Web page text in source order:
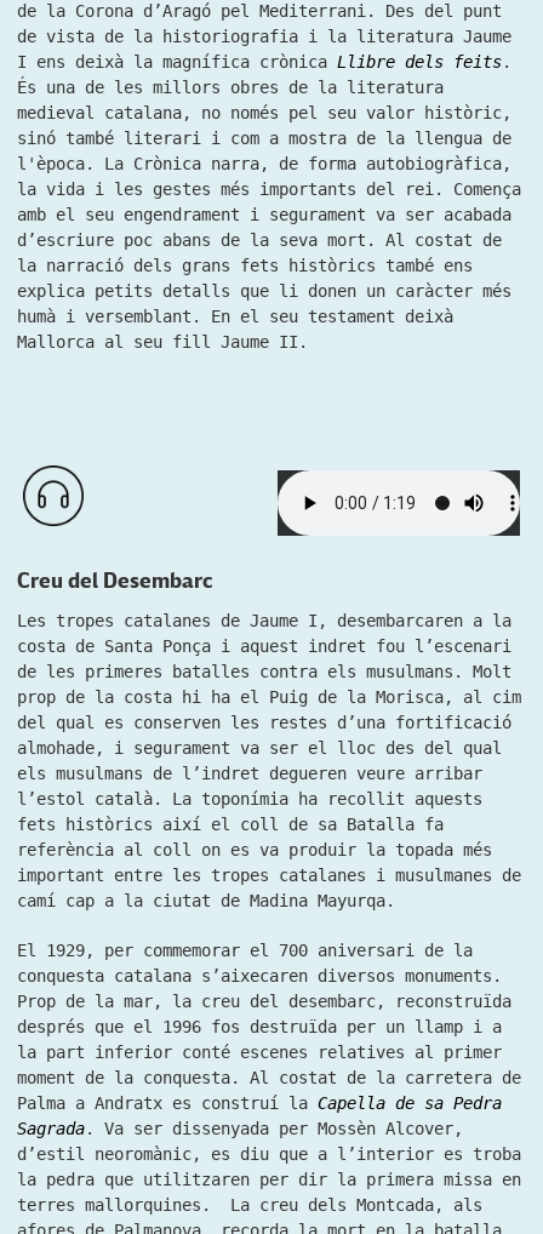
de la Corona d’Aragó pel Mediterrani. Des del punt
de vista de la historiografia i la literatura Jaume
I ens deixà la magnífica crònica Llibre dels feits.
És una de les millors obres de la literatura
medieval catalana, no només pel seu valor històric,
sinó també literari i com a mostra de la llengua de
l'època. La Crònica narra, de forma autobiogràfica,
la vida i les gestes més importants del rei. Comença
amb el seu engendrament i segurament va ser acabada
d’escriure poc abans de la seva mort. Al costat de
la narració dels grans fets històrics també ens
explica petits detalls que li donen un caràcter més
humà i versemblant. En el seu testament deixà
Mallorca al seu fill Jaume II.
Creu del Desembarc
Les tropes catalanes de Jaume I, desembarcaren a la
costa de Santa Ponça i aquest indret fou l’escenari
de les primeres batalles contra els musulmans. Molt
prop de la costa hi ha el Puig de la Morisca, al cim
del qual es conserven les restes d’una fortificació
almohade, i segurament va ser el lloc des del qual
els musulmans de l’indret degueren veure arribar
l’estol català. La toponímia ha recollit aquests
fets històrics així el coll de sa Batalla fa
referència al coll on es va produir la topada més
important entre les tropes catalanes i musulmanes de
camí cap a la ciutat de Madina Mayurqa.
El 1929, per commemorar el 700 aniversari de la
conquesta catalana s’aixecaren diversos monuments.
Prop de la mar, la creu del desembarc, reconstruïda
després que el 1996 fos destruïda per un llamp i a
la part inferior conté escenes relatives al primer
moment de la conquesta. Al costat de la carretera de
Palma a Andratx es construí la Capella de sa Pedra
Sagrada. Va ser dissenyada per Mossèn Alcover,
d’estil neoromànic, es diu que a l’interior es troba
la pedra que utilitzaren per dir la primera missa en
terres mallorquines. La creu dels Montcada, als